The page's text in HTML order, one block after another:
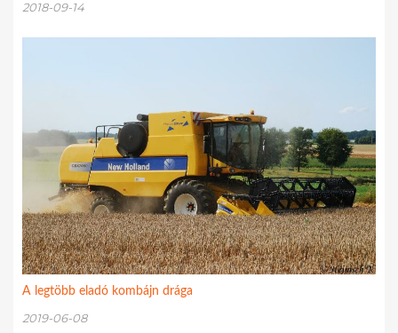
2018-09-14
A legtöbb eladó kombájn drága
2019-06-08